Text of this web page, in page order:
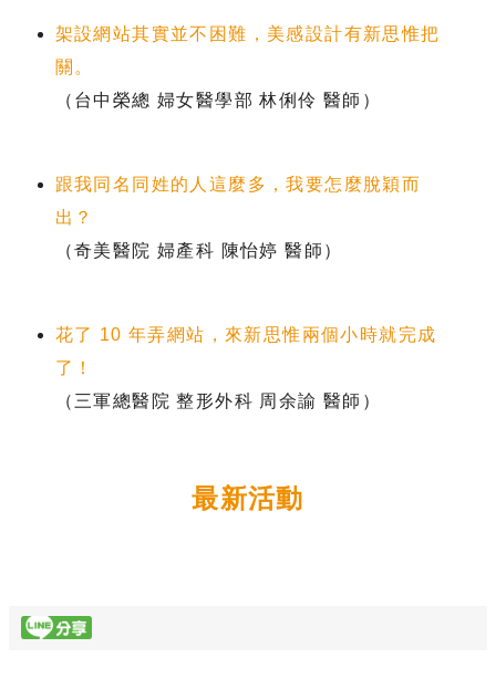
架設網站其實並不困難，美感設計有新思惟把
關。
（台中榮總 婦女醫學部 林俐伶 醫師）
跟我同名同姓的人這麼多，我要怎麼脫穎而
出？
（奇美醫院 婦產科 陳怡婷 醫師）
花了 10 年弄網站，來新思惟兩個小時就完成
了！
（三軍總醫院 整形外科 周余諭 醫師）
最新活動